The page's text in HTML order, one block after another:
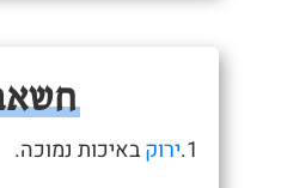
1. ירוקבאיכות נמוכה.